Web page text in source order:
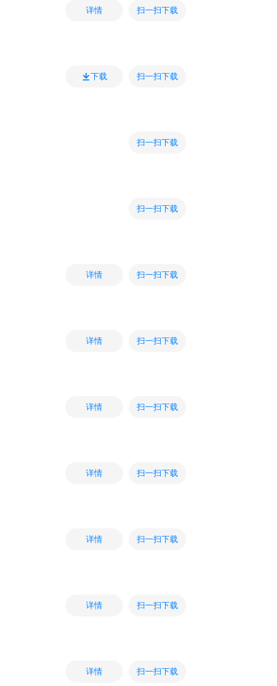
详情 扫一扫下载
下载 扫一扫下载
扫一扫下载
扫一扫下载
详情 扫一扫下载
详情 扫一扫下载
详情 扫一扫下载
详情 扫一扫下载
详情 扫一扫下载
详情 扫一扫下载
详情 扫一扫下载